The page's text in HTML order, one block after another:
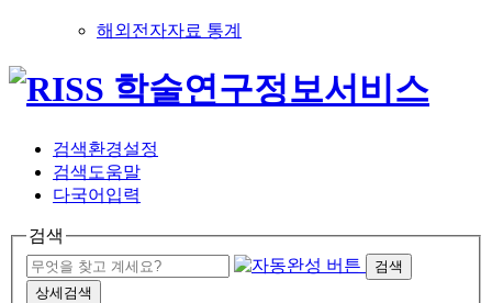
해외전자자료 통계
검색환경설정
검색도움말
다국어입력
검색
검색
상세검색